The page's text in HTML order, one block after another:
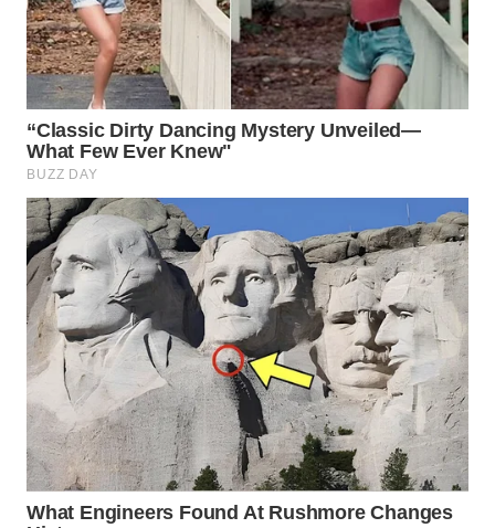
WN
CIREBON
WN
INDRAMAYU
KUNINGAN
WN
MAJALENGKA
WN
SUBANG
WN
SUKABUMI
WN